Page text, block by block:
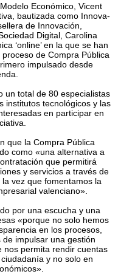
Económico, Vicent
bautizada como Innova-
de Innovación,
Digital, Carolina
‘online’ en la que se han
de Compra Pública
impulsado desde
un total de 80 especialistas
institutos tecnológicos y las
en participar en
que la Compra Pública
como «una alternativa a
que permitirá
y servicios a través de
vez que fomentamos la
valenciano».
por una escucha y una
«porque no solo hemos
en los procesos,
impulsar una gestión
nos permita rendir cuentas
y no solo en